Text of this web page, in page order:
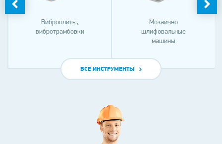
Виброплиты,
вибротрамбовки
Мозаично
шлифовальные
машины
ВСЕ ИНСТРУМЕНТЫ